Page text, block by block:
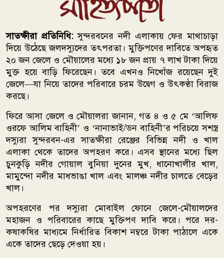
সাতক্ষীরা প্রতিনিধি:সুন্দরবনের নদী এলাকায় ফের মাথাচাড়া
দিয়ে উঠেছে জলদস্যুদের তৎপরতা। মুক্তিপণের দাবিতে অপহৃত
২০ জন জেলে ও মৌয়ালের মধ্যে ১৮ জন প্রায় ৭ লাখ টাকা দিয়ে
মুক্ত হয়ে বাড়ি ফিরেছেন। তবে এখনও নিখোঁজ রয়েছেন দুই
জেলে—যা নিয়ে তাদের পরিবারে চরম উদ্বেগ ও উৎকণ্ঠা বিরাজ
করছে।
ফিরে আসা জেলে ও মৌয়ালরা জানান, গত ৪ ও ৫ মে ‘আলিফ
ওরফে আলিম বাহিনী’ ও ‘নানাভাই/ডন বাহিনী’র পরিচয়ে সশস্ত্র
দস্যুরাসুন্দরবন-এর সাতক্ষীরা রেঞ্জের বিভিন্ন নদী ও খাল
এলাকা থেকে তাদের অপহরণ করে। এসব স্থানের মধ্যে ছিল
চুনকুড়ি নদীর গোয়াল বুনিয়া দুনের মুখ, ধানোখালীর খাল,
মামুন্দো নদীর মাধভাঙা খাল এবং মালঞ্চ নদীর চালতে বেড়ের
খাল।
অপহরণের পর দস্যুরা মোবাইল ফোনে জেলে-মৌয়ালদের
মহাজন ও পরিবারের কাছে মুক্তিপণ দাবি করে। পরে দর-
কষাকষির মাধ্যমে নির্ধারিত বিকাশ নম্বরে টাকা পাঠালে একে
একে তাদের ছেড়ে দেওয়া হয়।